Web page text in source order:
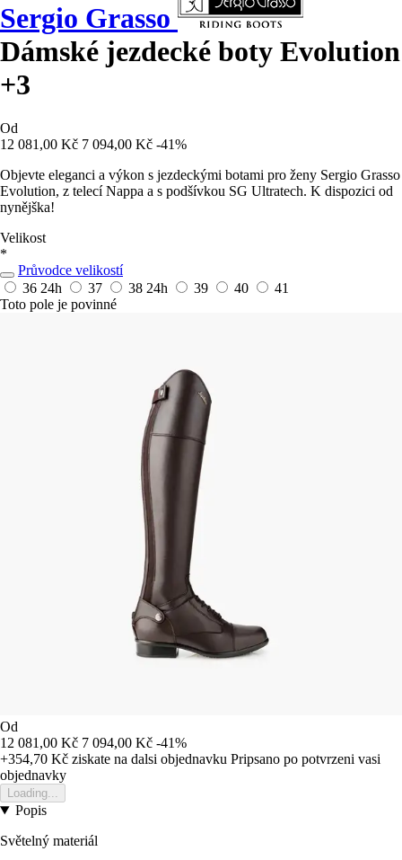
Sergio Grasso
Dámské jezdecké boty Evolution
+3
Od
12 081,00 Kč 7 094,00 Kč -41%
Objevte eleganci a výkon s jezdeckými botami pro ženy Sergio Grasso
Evolution, z telecí Nappa a s podšívkou SG Ultratech. K dispozici od
nynějška!
Velikost
*
Průvodce velikostí
36 24h 37 38 24h 39 40
41
Toto pole je povinné
Od
12 081,00 Kč 7 094,00 Kč -41%
+354,70 Kč ziskate na dalsi objednavku Pripsano po potvrzeni vasi
objednavky
Loading...
Popis
Světelný materiál